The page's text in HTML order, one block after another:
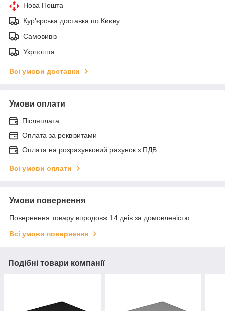
Нова Пошта
Кур'єрська доставка по Києву.
Самовивіз
Укрпошта
Всі умови доставки
Умови оплати
Післяплата
Оплата за реквізитами
Оплата на розрахунковий рахунок з ПДВ
Всі умови оплати
Умови повернення
Повернення товару впродовж 14 днів за домовленістю
Всі умови повернення
Подібні товари компанії